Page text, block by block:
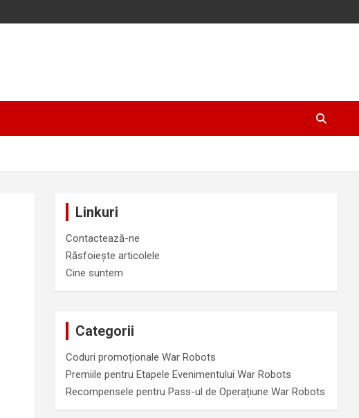
Linkuri
Contactează-ne
Răsfoiește articolele
Cine suntem
Categorii
Coduri promoționale War Robots
Premiile pentru Etapele Evenimentului War Robots
Recompensele pentru Pass-ul de Operațiune War Robots